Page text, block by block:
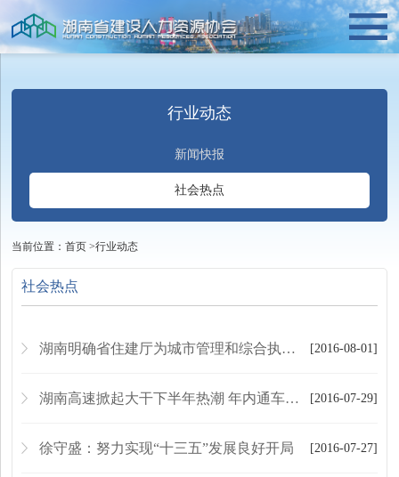
行业动态
新闻快报
社会热点
当前位置：首页 >行业动态
社会热点
[2016-08-01]
湖南明确省住建厅为城市管理和综合执法主管部门
[2016-07-29]
湖南高速掀起大干下半年热潮 年内通车总里程将破6000公里
[2016-07-27]
徐守盛：努力实现“十三五”发展良好开局